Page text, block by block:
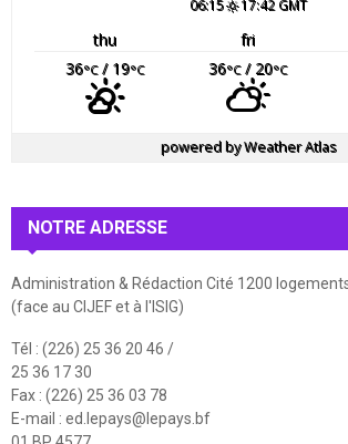
06:15 17:42 GMT
thu fri
36°C/ 19°C 36°C/ 20°C
powered byWeather Atlas
NOTRE ADRESSE
Administration & Rédaction Cité 1200
(face au CIJEF et à l'ISIG)
Tél : (226) 25 36 20 46 /
25 36 17 30
Fax : (226) 25 36 03 78
E-mail : ed.lepays@lepays.bf